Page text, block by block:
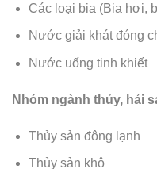
Các loại bia (Bia hơi,
Nước giải khát đóng
Nước uống tinh khiết
Nhóm ngành thủy, hải
Thủy sản đông lạnh
Thủy sản khô